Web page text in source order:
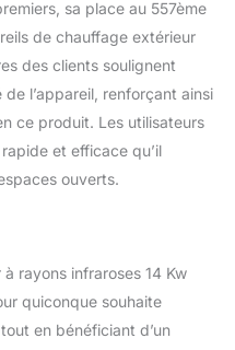
sa place au 557ème
de chauffage extérieur
des clients soulignent
l’appareil, renforçant ainsi
ce produit. Les utilisateurs
et efficace qu’il
ouverts.
rayons infraroses 14 Kw
quiconque souhaite
en bénéficiant d’un